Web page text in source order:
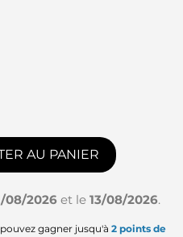
AU PANIER
08/2026 et le 13/08/2026.
gagner jusqu'à 2 points de